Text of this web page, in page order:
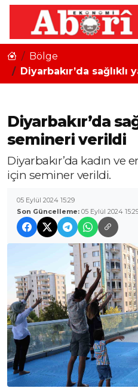
Bölge
Diyarbakır’da
Diyarbakır’da
semineri verildi
Diyarbakır’da kadın ve
için seminer verildi.
05 Eylül 2024 15:29
Son Güncelleme: 05 Eylül 2024